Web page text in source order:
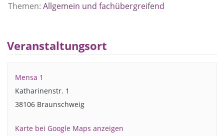
Themen: Allgemein und fachübergreifend
Veranstaltungsort
Mensa 1
Katharinenstr. 1
38106 Braunschweig
Karte bei Google Maps anzeigen